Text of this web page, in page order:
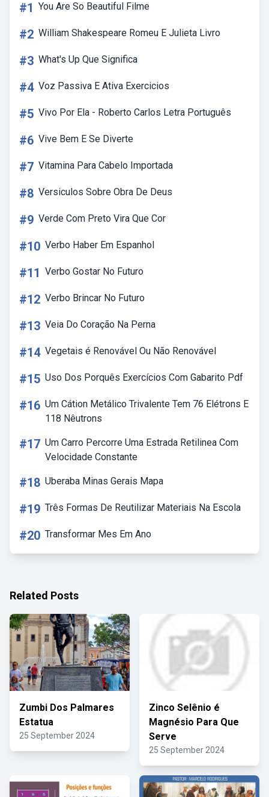
#1 You Are So Beautiful Filme
#2 William Shakespeare Romeu E Julieta Livro
#3 What's Up Que Significa
#4 Voz Passiva E Ativa Exercicios
#5 Vivo Por Ela - Roberto Carlos Letra Português
#6 Vive Bem E Se Diverte
#7 Vitamina Para Cabelo Importada
#8 Versiculos Sobre Obra De Deus
#9 Verde Com Preto Vira Que Cor
#10 Verbo Haber Em Espanhol
#11 Verbo Gostar No Futuro
#12 Verbo Brincar No Futuro
#13 Veia Do Coração Na Perna
#14 Vegetais é Renovável Ou Não Renovável
#15 Uso Dos Porquês Exercícios Com Gabarito Pdf
#16 Um Cátion Metálico Trivalente Tem 76 Elétrons E
118 Nêutrons
#17 Um Carro Percorre Uma Estrada Retilinea Com
Velocidade Constante
#18 Uberaba Minas Gerais Mapa
#19 Três Formas De Reutilizar Materiais Na Escola
#20 Transformar Mes Em Ano
Related Posts
Zumbi Dos Palmares
Estatua
25 September 2024
Zinco Selênio é
Magnésio Para Que
Serve
25 September 2024